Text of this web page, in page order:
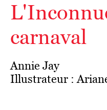
carnaval
Annie Jay
Illustrateur :